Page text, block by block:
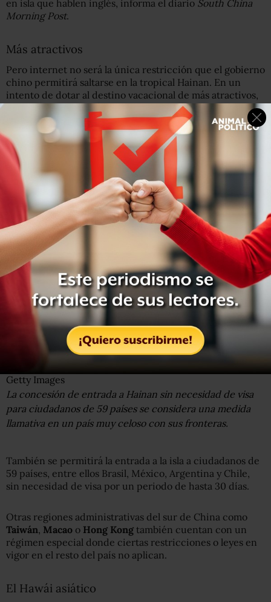
en isla que hablen inglés, informa el diario South China
Morning Post.
Más atractivos
Pero internet no será la única restricción que el gobierno
chino permitirá saltarse en la tropical Hainan. En un
intento de dotar al destino vacacional de más atractivos,
"loterías instantáneas
algunas competiciones deportivas como el tenis o las
carreras de caballos.
El régimen de Xi Jining tiene prohibidas oficialmente
cualquier tipo de apuestas pero sí permite hacer
predicciones de los resultados de los partidos de fútbol
internacionales.
Getty Images
La concesión de entrada a Hainan sin necesidad de visa
para ciudadanos de 59 países se considera una medida
llamativa en un país muy celoso con sus fronteras.
También se permitirá la entrada a la isla a ciudadanos de
59 países, entre ellos Brasil, México, Argentina y Chile,
sin necesidad de visa por un periodo de hasta 30 días.
Otras regiones administrativas del sur de China como
Taiwán, Macao o Hong Kong también cuentan con un
régimen especial donde ciertas restricciones o leyes en
vigor en el resto del país no aplican.
El Hawái asiático